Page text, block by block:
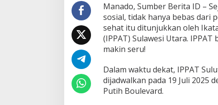
Manado, Sumber Berita ID –
sosial, tidak hanya bebas dari
sehat itu ditunjukkan oleh
(IPPAT) Sulawesi Utara.
makin seru!
Dalam waktu dekat, IPPAT
dijadwalkan pada 19 Juli 2025
Putih Boulevard.